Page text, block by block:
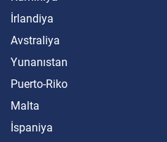
İrlandiya
Avstraliya
Yunanıstan
Puerto-Riko
Malta
İspaniya